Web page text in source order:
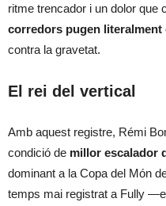
ritme trencador i un dolor que
corredors pugen literalment
contra la gravetat.
El rei del vertical
Amb aquest registre, Rémi
condició de millor escalador
dominant a la Copa del Món
temps mai registrat a Fully